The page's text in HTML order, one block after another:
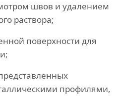
швов и удалением
раствора;
поверхности для
профилями,